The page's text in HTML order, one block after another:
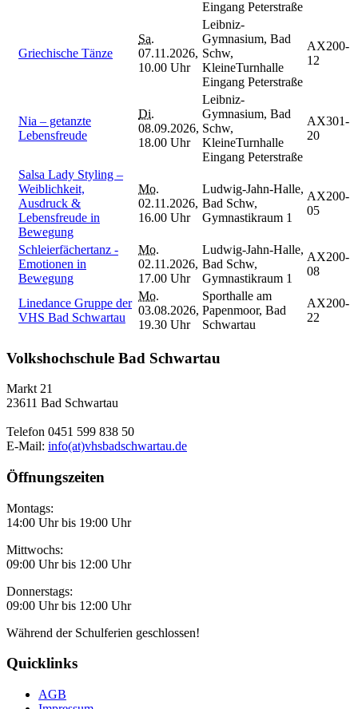
Eingang Peterstraße
Griechische Tänze
Sa.
07.11.2026,
10.00 Uhr
Leibniz-
Gymnasium, Bad
Schw,
KleineTurnhalle
Eingang Peterstraße
AX200-
12
Nia – getanzte
Lebensfreude
Di.
08.09.2026,
18.00 Uhr
Leibniz-
Gymnasium, Bad
Schw,
KleineTurnhalle
Eingang Peterstraße
AX301-
20
Salsa Lady Styling –
Weiblichkeit,
Ausdruck &
Lebensfreude in
Bewegung
Mo.
02.11.2026,
16.00 Uhr
Ludwig-Jahn-Halle,
Bad Schw,
Gymnastikraum 1
AX200-
05
Schleierfächertanz -
Emotionen in
Bewegung
Mo.
02.11.2026,
17.00 Uhr
Ludwig-Jahn-Halle,
Bad Schw,
Gymnastikraum 1
AX200-
08
Linedance Gruppe der
VHS Bad Schwartau
Mo.
03.08.2026,
19.30 Uhr
Sporthalle am
Papenmoor, Bad
Schwartau
AX200-
22
Volkshochschule Bad Schwartau
Markt 21
23611 Bad Schwartau
Telefon 0451 599 838 50
E-Mail: info(at)vhsbadschwartau.de
Öffnungszeiten
Montags:
14:00 Uhr bis 19:00 Uhr
Mittwochs:
09:00 Uhr bis 12:00 Uhr
Donnerstags:
09:00 Uhr bis 12:00 Uhr
Während der Schulferien geschlossen!
Quicklinks
AGB